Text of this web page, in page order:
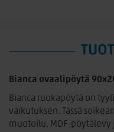
Bianca ovaalipöytä
Bianca ruokapöytä on
vaikutuksen. Tässä
muotoilu, MDF-pöytälevy